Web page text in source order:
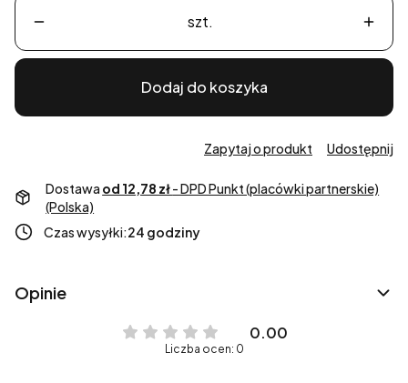
szt.
Dodaj do koszyka
Zapytaj o produkt Udostępnij
Dostawa od 12,78 zł- DPD Punkt (placówki partnerskie)
(Polska)
Czas wysyłki:24 godziny
Opinie
0.00
Liczba ocen: 0